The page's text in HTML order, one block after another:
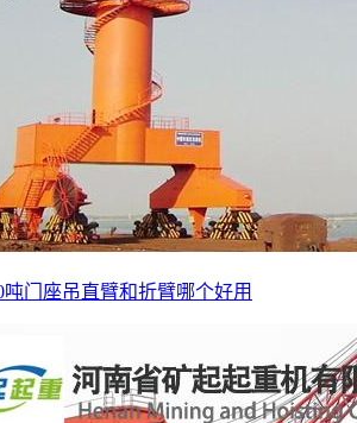
门座吊直臂和折臂哪个好用